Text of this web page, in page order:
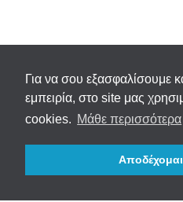
Για να σου εξασφαλίσουμε
εμπειρία, στο site μας
cookies. Μάθε περισσότερα
Αποδέχομαι